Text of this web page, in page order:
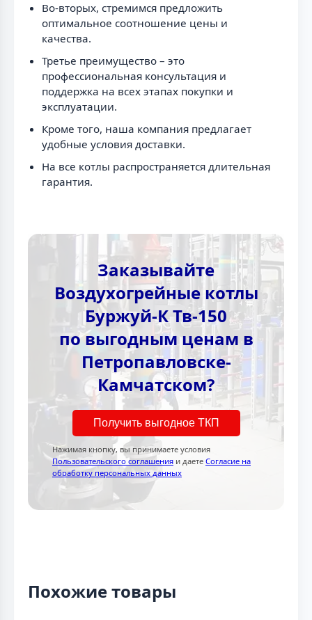
Во-вторых, стремимся предложить
оптимальное соотношение цены и
качества.
Третье преимущество – это
профессиональная консультация и
поддержка на всех этапах покупки и
эксплуатации.
Кроме того, наша компания предлагает
удобные условия доставки.
На все котлы распространяется длительная
гарантия.
Заказывайте
Воздухогрейные котлы
Буржуй-К Тв-150
по выгодным ценам в
Петропавловске-
Камчатском?
Получить выгодное ТКП
Нажимая кнопку, вы принимаете условия
Пользовательского соглашения и даете Согласие на
обработку персональных данных
Похожие товары